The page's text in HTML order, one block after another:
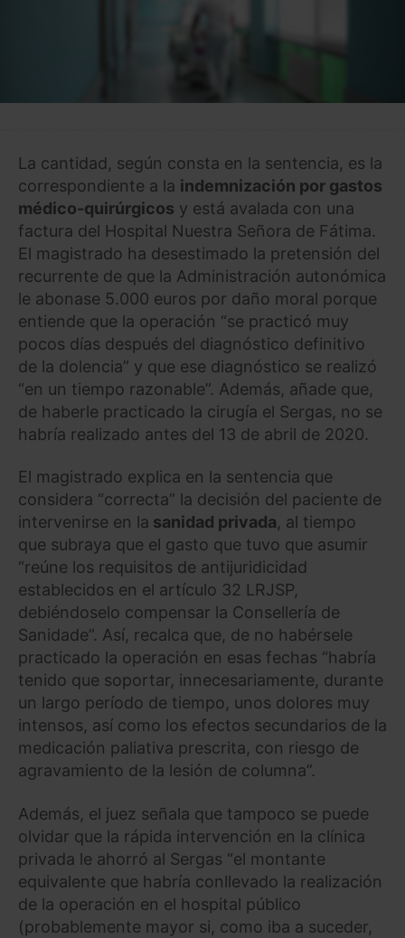
La cantidad, según consta en la sentencia, es la
correspondiente a la indemnización por gastos
médico-quirúrgicos y está avalada con una
factura del Hospital Nuestra Señora de Fátima.
El magistrado ha desestimado la pretensión del
recurrente de que la Administración autonómica
le abonase 5.000 euros por daño moral porque
entiende que la operación “se practicó muy
pocos días después del diagnóstico definitivo
de la dolencia” y que ese diagnóstico se realizó
“en un tiempo razonable”. Además, añade que,
de haberle practicado la cirugía el Sergas, no se
habría realizado antes del 13 de abril de 2020.
El magistrado explica en la sentencia que
considera “correcta” la decisión del paciente de
intervenirse en la sanidad privada, al tiempo
que subraya que el gasto que tuvo que asumir
“reúne los requisitos de antijuridicidad
establecidos en el artículo 32 LRJSP,
debiéndoselo compensar la Consellería de
Sanidade”. Así, recalca que, de no habérsele
practicado la operación en esas fechas “habría
tenido que soportar, innecesariamente, durante
un largo período de tiempo, unos dolores muy
intensos, así como los efectos secundarios de la
medicación paliativa prescrita, con riesgo de
agravamiento de la lesión de columna”.
Además, el juez señala que tampoco se puede
olvidar que la rápida intervención en la clínica
privada le ahorró al Sergas “el montante
equivalente que habría conllevado la realización
de la operación en el hospital público
(probablemente mayor si, como iba a suceder,